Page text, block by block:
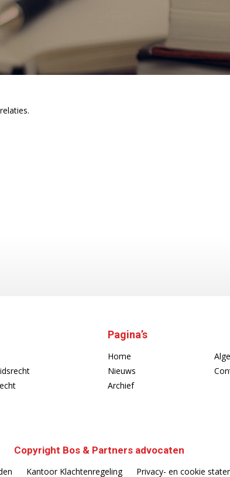
Pagina’s
Home
Nieuws
Archief
Copyright Bos & Partners advocaten
Kantoor Klachtenregeling Privacy- en cookie